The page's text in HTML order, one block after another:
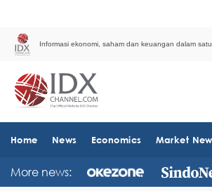
Informasi ekonomi, saham dan keuangan dalam satu
Home News Economics Market
More news: